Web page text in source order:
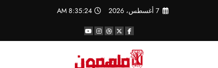
7 أغسطس، 2026 8:35:24 AM